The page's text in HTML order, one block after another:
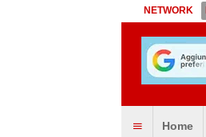
NETWORK
Home